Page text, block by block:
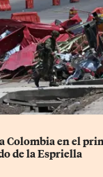
Colombia en el
de la Espriella